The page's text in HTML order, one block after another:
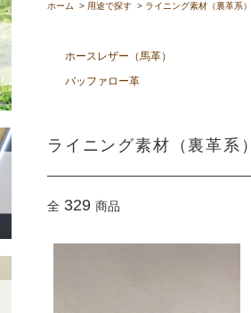
ホーム > 用途で探す > ライニング素材（裏革系）
ホースレザー（馬革）
バッファロー革
ライニング素材（裏革系）
全 329 商品